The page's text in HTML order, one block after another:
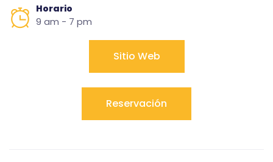
Horario
9 am - 7 pm
Sitio Web
Reservación